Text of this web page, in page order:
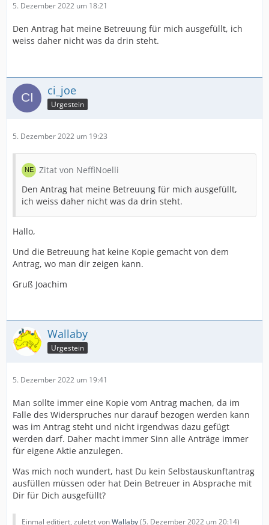
5. Dezember 2022 um 18:21
Den Antrag hat meine Betreuung für mich ausgefüllt, ich
weiss daher nicht was da drin steht.
ci_joe
Urgestein
5. Dezember 2022 um 19:23
Zitat von NeffiNoelli
Den Antrag hat meine Betreuung für mich ausgefüllt,
ich weiss daher nicht was da drin steht.
Hallo,
Und die Betreuung hat keine Kopie gemacht von dem
Antrag, wo man dir zeigen kann.
Gruß Joachim
Wallaby
Urgestein
5. Dezember 2022 um 19:41
Man sollte immer eine Kopie vom Antrag machen, da im
Falle des Widerspruches nur darauf bezogen werden kann
was im Antrag steht und nicht irgendwas dazu gefügt
werden darf. Daher macht immer Sinn alle Anträge immer
für eigene Aktie anzulegen.
Was mich noch wundert, hast Du kein Selbstauskunftantrag
ausfüllen müssen oder hat Dein Betreuer in Absprache mit
Dir für Dich ausgefüllt?
Einmal editiert, zuletzt vonWallaby(5. Dezember 2022 um 20:14)